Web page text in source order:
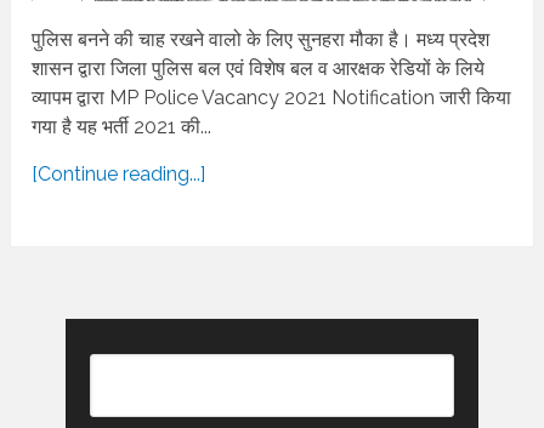
पुलिस बनने की चाह रखने वालो के लिए सुनहरा मौका है। मध्‍य प्रदेश
शासन द्वारा जिला पुलिस बल एवं विशेष बल व आरक्षक रेडियों के लिये
व्‍यापम द्वारा MP Police Vacancy 2021 Notification जारी किया
गया है यह भर्ती 2021 की...
[Continue reading...]